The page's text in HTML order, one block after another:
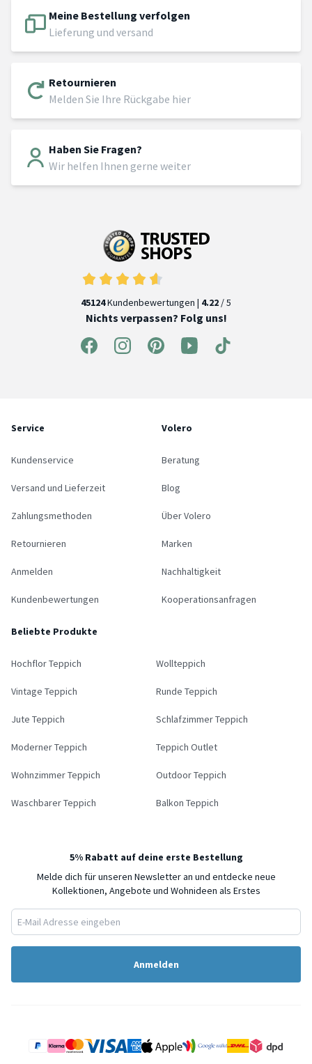
Meine Bestellung verfolgen
Lieferung und versand
Retournieren
Melden Sie Ihre Rückgabe hier
Haben Sie Fragen?
Wir helfen Ihnen gerne weiter
45124Kundenbewertungen | 4.22 / 5
Nichts verpassen? Folg uns!
Service
Kundenservice
Versand und Lieferzeit
Zahlungsmethoden
Retournieren
Anmelden
Kundenbewertungen
Volero
Beratung
Blog
Über Volero
Marken
Nachhaltigkeit
Kooperationsanfragen
Beliebte Produkte
Hochflor Teppich Wollteppich
Vintage Teppich Runde Teppich
Jute Teppich Schlafzimmer Teppich
Moderner Teppich Teppich Outlet
Wohnzimmer Teppich Outdoor Teppich
Waschbarer Teppich Balkon Teppich
5% Rabatt auf deine erste Bestellung
Melde dich für unseren Newsletter an und entdecke neue
Kollektionen, Angebote und Wohnideen als Erstes
Anmelden